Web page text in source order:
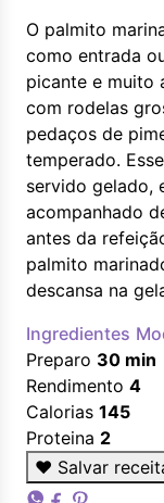
O palmito
como entrada
picante e muito
com rodelas
pedaços de
temperado.
servido gelado,
acompanhado
antes da
palmito
descansa na
Ingredientes
Preparo 30 min
Rendimento 4
Calorias 145
Proteina 2
♥ Salvar